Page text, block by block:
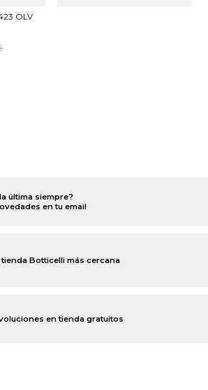
OLV
última siempre?
en tu email
Botticelli más cercana
en tienda gratuitos